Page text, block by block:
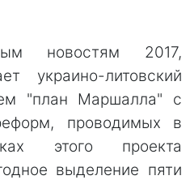
новостям 2017,
украино-литовский
"план Маршалла" с
проводимых в
этого проекта
выделение пяти